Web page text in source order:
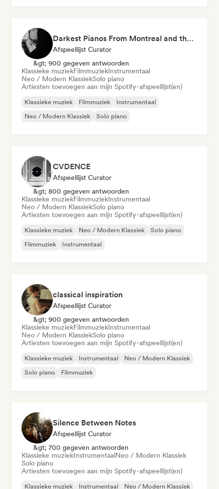
Darkest Pianos From Montreal and the World
Afspeellijst Curator
&gt; 900 gegeven antwoorden
Klassieke muziekFilmmuziekInstrumentaal
Neo / Modern KlassiekSolo piano
Artiesten toevoegen aan mijn Spotify-afspeellijst(en)
Klassieke muziek Filmmuziek
Instrumentaal
Neo / Modern Klassiek
Solo piano
CVDENCE
Afspeellijst Curator
&gt; 800 gegeven antwoorden
Klassieke muziekFilmmuziekInstrumentaal
Neo / Modern KlassiekSolo piano
Artiesten toevoegen aan mijn Spotify-afspeellijst(en)
Klassieke muziek Neo / Modern Klassiek
Solo piano
Filmmuziek
Instrumentaal
classical inspiration
Afspeellijst Curator
&gt; 900 gegeven antwoorden
Klassieke muziekFilmmuziekInstrumentaal
Neo / Modern KlassiekSolo piano
Artiesten toevoegen aan mijn Spotify-afspeellijst(en)
Klassieke muziek Instrumentaal
Neo / Modern Klassiek
Solo piano
Filmmuziek
Silence Between Notes
Afspeellijst Curator
&gt; 700 gegeven antwoorden
Klassieke muziekInstrumentaalNeo / Modern Klassiek
Solo piano
Artiesten toevoegen aan mijn Spotify-afspeellijst(en)
Klassieke muziek Instrumentaal Neo / Modern Klassiek